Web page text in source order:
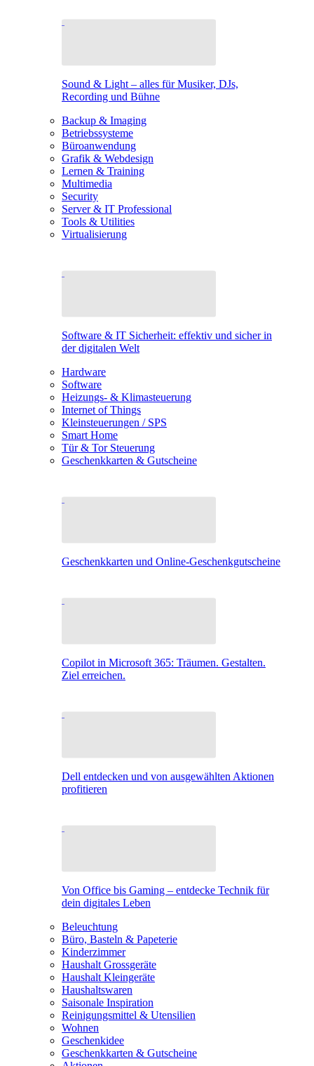
Sound & Light – alles für Musiker, DJs,
Recording und Bühne
Backup & Imaging
Betriebssysteme
Büroanwendung
Grafik & Webdesign
Lernen & Training
Multimedia
Security
Server & IT Professional
Tools & Utilities
Virtualisierung
Software & IT Sicherheit: effektiv und sicher in
der digitalen Welt
Hardware
Software
Heizungs- & Klimasteuerung
Internet of Things
Kleinsteuerungen / SPS
Smart Home
Tür & Tor Steuerung
Geschenkkarten & Gutscheine
Geschenkkarten und Online-Geschenkgutscheine
Copilot in Microsoft 365: Träumen. Gestalten.
Ziel erreichen.
Dell entdecken und von ausgewählten Aktionen
profitieren
Von Office bis Gaming – entdecke Technik für
dein digitales Leben
Beleuchtung
Büro, Basteln & Papeterie
Kinderzimmer
Haushalt Grossgeräte
Haushalt Kleingeräte
Haushaltswaren
Saisonale Inspiration
Reinigungsmittel & Utensilien
Wohnen
Geschenkidee
Geschenkkarten & Gutscheine